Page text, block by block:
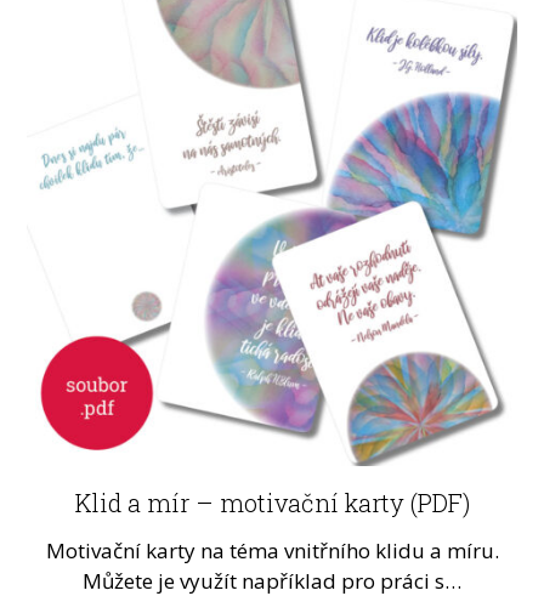
Klid a mír – motivační karty (PDF)
Motivační karty na téma vnitřního klidu a míru.
Můžete je využít například pro práci s…